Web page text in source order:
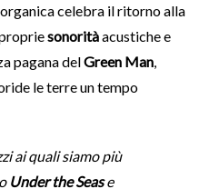
celebra il ritorno alla
sonoritàacustiche e
pagana delGreen Man,
le terre un tempo
ai quali siamo più
Under the Sease